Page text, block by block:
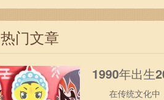
热门文章
1990年出生
在传统文化中，